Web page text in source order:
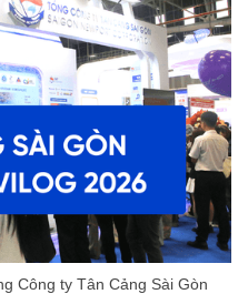
Công ty Tân Cảng Sài Gòn